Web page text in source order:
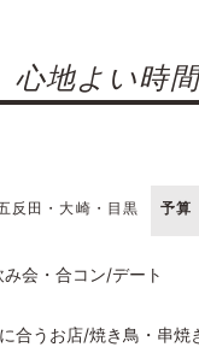
心地よい
反田・大崎・目黒 予算
み会・合コン デート
合うお店 焼き鳥・串焼